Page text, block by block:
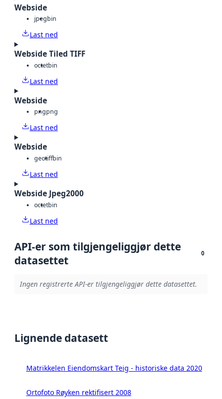
Webside
jpegbin
Last ned
Webside Tiled TIFF
octetbin
Last ned
Webside
pngpng
Last ned
Webside
geotiffbin
Last ned
Webside Jpeg2000
octetbin
Last ned
API-er som tilgjengeliggjør dette
datasettet
0
Ingen registrerte API-er tilgjengeliggjør dette datasettet.
Lignende datasett
Matrikkelen Eiendomskart Teig - historiske data 2020
Ortofoto Røyken rektifisert 2008